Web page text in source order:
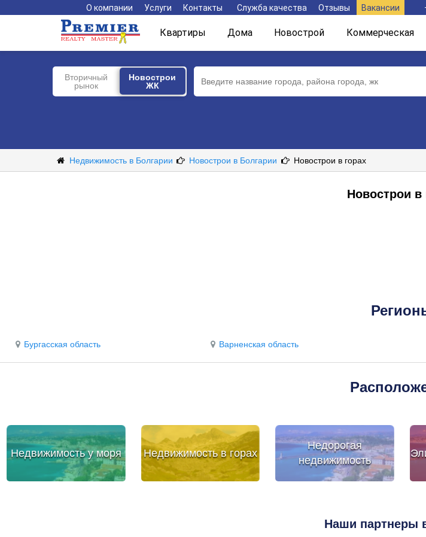
О компании Услуги Контакты Служба качества Отзывы Вакансии
Квартиры Дома Новострой Коммерческая
Вторичный
рынок
Новострои ЖК
Новострои
ЖК
Недвижимость в Болгарии Новострои в Болгарии Новострои в горах
Новострои в
Бургасская область Варненская область
Недвижимость у моря Недвижимость в горах
Недорогая
недвижимость
Наши партнеры